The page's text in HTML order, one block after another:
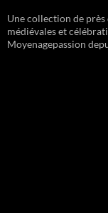
Une collection de près
médiévales et
Moyenagepassion